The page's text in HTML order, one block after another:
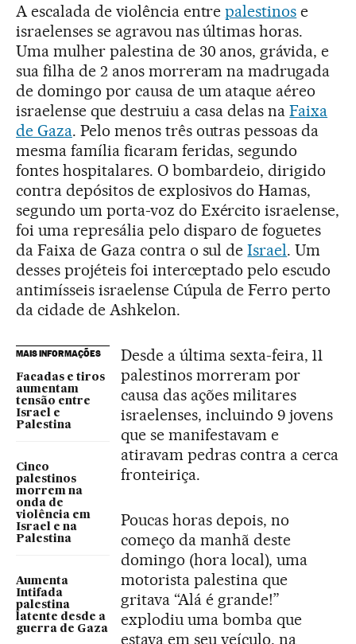
A escalada de violência entrepalestinos e
israelenses se agravou nas últimas horas.
Uma mulher palestina de 30 anos, grávida, e
sua filha de 2 anos morreram na madrugada
de domingo por causa de um ataque aéreo
israelense que destruiu a casa delas naFaixa
de Gaza. Pelo menos três outras pessoas da
mesma família ficaram feridas, segundo
fontes hospitalares. O bombardeio, dirigido
contra depósitos de explosivos do Hamas,
segundo um porta-voz do Exército israelense,
foi uma represália pelo disparo de foguetes
da Faixa de Gaza contra o sul deIsrael. Um
desses projéteis foi interceptado pelo escudo
antimísseis israelense Cúpula de Ferro perto
da cidade de Ashkelon.
MAIS INFORMAÇÕES
Facadas e tiros
aumentam
tensão entre
Israel e
Palestina
Cinco
palestinos
morrem na
onda de
violência em
Israel e na
Palestina
Aumenta
Intifada
palestina
latente desde a
guerra de Gaza
Desde a última sexta-feira, 11
palestinos morreram por
causa das ações militares
israelenses, incluindo 9 jovens
que se manifestavam e
atiravam pedras contra a cerca
fronteiriça.
Poucas horas depois, no
começo da manhã deste
domingo (hora local), uma
motorista palestina que
gritava “Alá é grande!”
explodiu uma bomba que
estava em seu veículo, na